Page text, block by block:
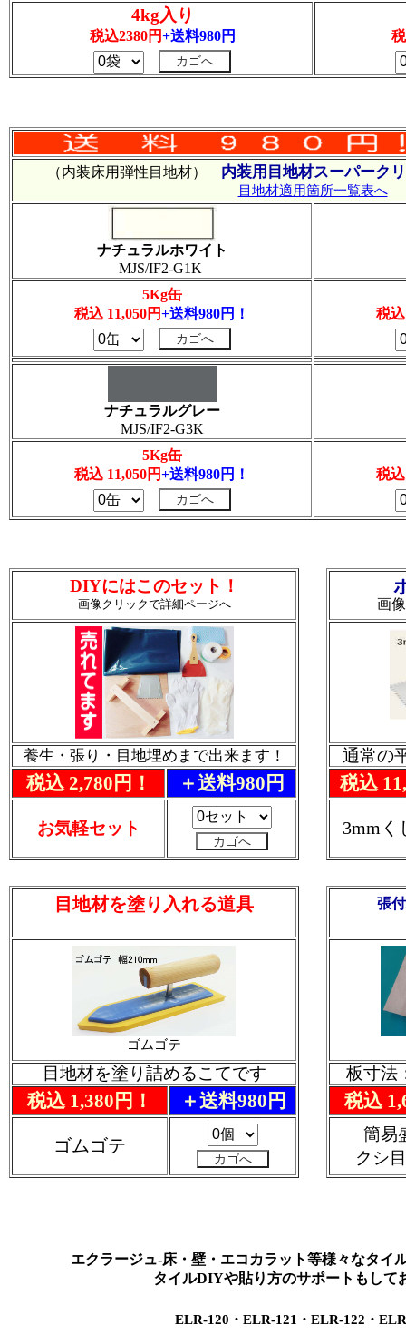
ELR-120・ELR-121・ELR-122・
エクラージュ-床・壁・エコカラット等様々なタイ
タイルDIYや貼り方のサポートもして
（内装床用弾性目地材） 内装用目地材スーパーク
目地材適用箇所一覧表へ
ナチュラルホワイト
MJS/IF2-G1K
5Kg缶
税込 11,050円+送料980円！ 税
ナチュラルグレー
MJS/IF2-G3K
5Kg缶
税込 11,050円+送料980円！ 税
4kg入り
税込2380円+送料980円
目地材を塗り入れる道具
ゴムゴテ
目地材を塗り詰めるこてです
税込 1,380円！ ＋送料980円
ゴムゴテ
張
板寸法
税込
簡易
クシ
画
通常の
税込
3mmく
DIYにはこのセット！
画像クリックで詳細ページへ
養生・張り・目地埋めまで出来ます！
税込 2,780円！ ＋送料980円
お気軽セット